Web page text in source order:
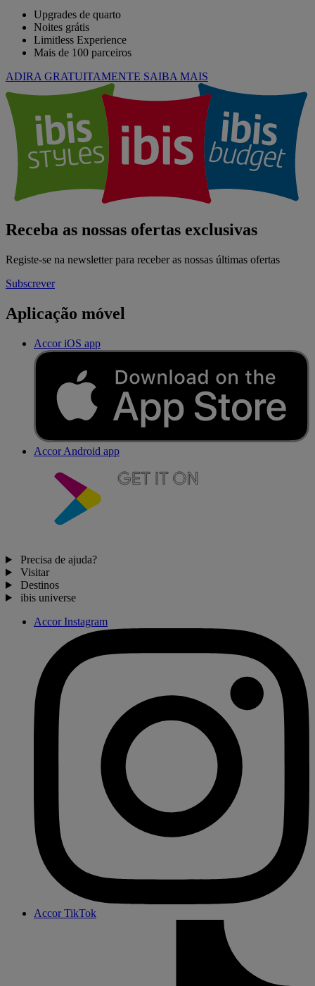
Upgrades de quarto
Noites grátis
Limitless Experience
Mais de 100 parceiros
ADIRA GRATUITAMENTE SAIBA MAIS
Receba as nossas ofertas exclusivas
Registe-se na newsletter para receber as nossas últimas ofertas
Subscrever
Aplicação móvel
Accor iOS app
Accor Android app
Precisa de ajuda?
Visitar
Destinos
ibis universe
Accor Instagram
Accor TikTok